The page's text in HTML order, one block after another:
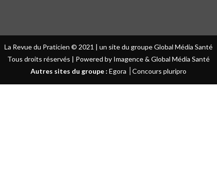
La Revue du Praticien © 2021 | un site du groupe Global Média Santé
Tous droits réservés | Powered by Imagence & Global Média Santé
Autres sites du groupe : Egora Concours pluripro